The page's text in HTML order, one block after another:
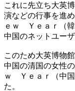
これに先立ち大英
演などの行事を進
ｅｗ Ｙｅａｒ（韓
中国のネットユー
このため大英博物
中国の清国の女性
ｗ Ｙｅａｒ（中国
た。